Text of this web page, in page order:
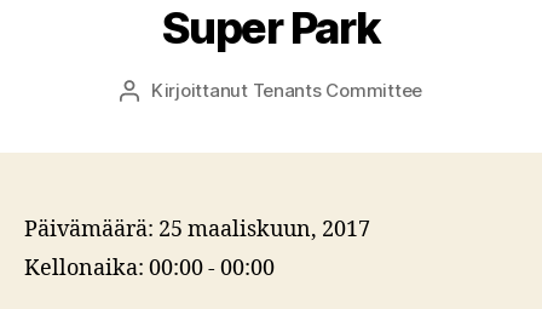
Super Park
Kirjoittaja
Kirjoittanut Tenants Committee
Päivämäärä: 25 maaliskuun, 2017
Kellonaika: 00:00 - 00:00